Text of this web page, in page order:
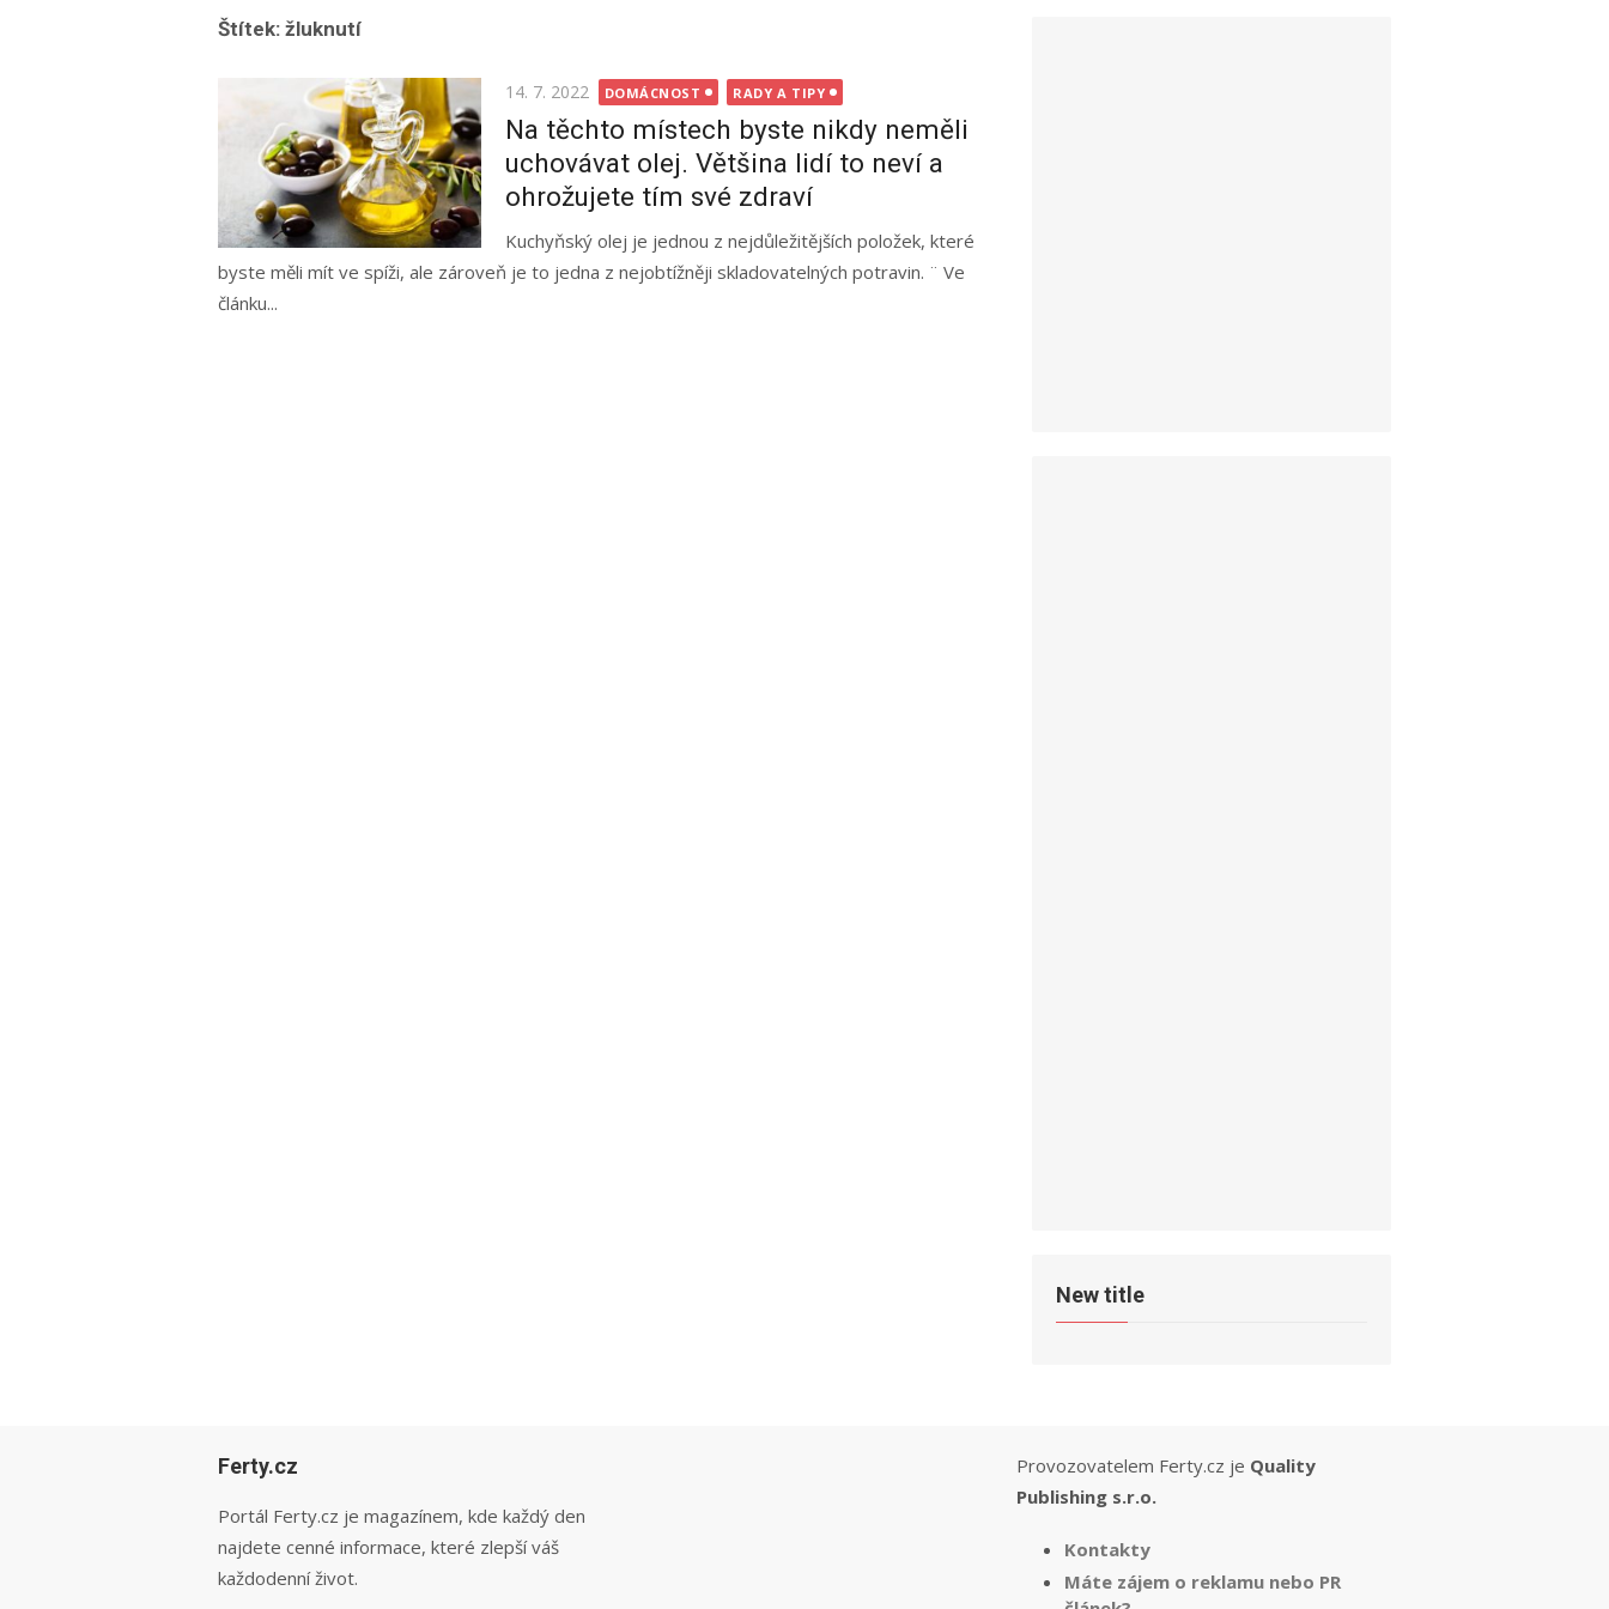
Štítek: žluknutí
Posted
on
14. 7. 2022 DOMÁCNOST RADY A TIPY
Na těchto místech byste nikdy neměli
uchovávat olej. Většina lidí to neví a
ohrožujete tím své zdraví
Kuchyňský olej je jednou z nejdůležitějších položek, které
byste měli mít ve spíži, ale zároveň je to jedna z nejobtížněji skladovatelných potravin. ¨ Ve
článku...
New title
Ferty.cz
Portál Ferty.cz je magazínem, kde každý den
najdete cenné informace, které zlepší váš
každodenní život.
Provozovatelem Ferty.cz je Quality
Publishing s.r.o.
Kontakty
Máte zájem o reklamu nebo PR